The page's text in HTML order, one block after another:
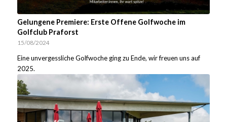
Gelungene Premiere: Erste Offene Golfwoche im
Golfclub Praforst
15/08/2024
Eine unvergessliche Golfwoche ging zu Ende, wir freuen uns auf
2025.